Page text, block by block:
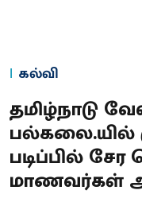
கல்வி
தமிழ்நாடு
பல்கலை.யில்
படிப்பில்
மாணவர்கள்